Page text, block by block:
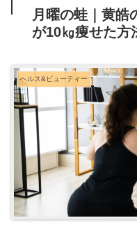
月曜の蛙｜黄皓
が10㎏痩せた方
ヘルス&ビューティー